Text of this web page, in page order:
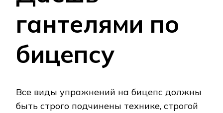
гантелями по
бицепсу
Все виды упражнений на бицепс должны
быть строго подчинены технике, строгой